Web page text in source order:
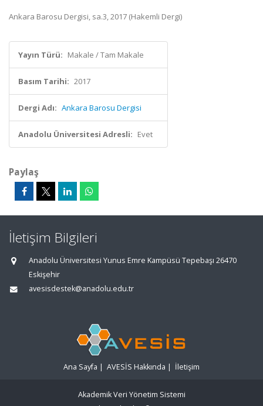
Ankara Barosu Dergisi, sa.3, 2017 (Hakemli Dergi)
Yayın Türü: Makale / Tam Makale
Basım Tarihi: 2017
Dergi Adı: Ankara Barosu Dergisi
Anadolu Üniversitesi Adresli: Evet
Paylaş
İletişim Bilgileri
Anadolu Üniversitesi Yunus Emre Kampüsü Tepebaşı 26470
Eskişehir
avesisdestek@anadolu.edu.tr
Ana Sayfa | AVESİS Hakkında | İletişim
Akademik Veri Yönetim Sistemi